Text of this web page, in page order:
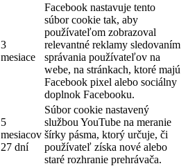
3
mesiace
Facebook nastavuje tento
súbor cookie tak, aby
používateľom zobrazoval
relevantné reklamy sledovaním
správania používateľov na
webe, na stránkach, ktoré majú
Facebook pixel alebo sociálny
doplnok Facebooku.
5
mesiacov
27 dní
Súbor cookie nastavený
službou YouTube na meranie
šírky pásma, ktorý určuje, či
používateľ získa nové alebo
staré rozhranie prehrávača.